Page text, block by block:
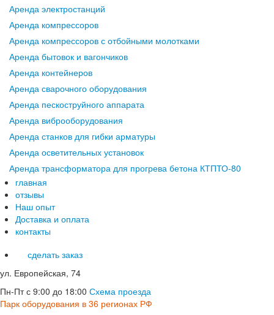
Аренда электростанций
Аренда компрессоров
Аренда компрессоров с отбойными молотками
Аренда бытовок и вагончиков
Аренда контейнеров
Аренда сварочного оборудования
Аренда пескоструйного аппарата
Аренда виброоборудования
Аренда станков для гибки арматуры
Аренда осветительных установок
Аренда трансформатора для прогрева бетона КТПТО-80
главная
отзывы
Наш опыт
Доставка и оплата
контакты
сделать заказ
ул. Европейская, 74
Пн-Пт с 9:00 до 18:00 Схема проезда
Парк оборудования в 36 регионах РФ